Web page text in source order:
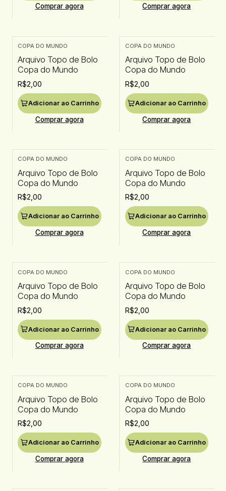
Comprar agora Comprar agora
COPA DO MUNDO
Arquivo Topo de Bolo
Copa do Mundo
R$2,00
Adicionar ao Carrinho
Comprar agora
COPA DO MUNDO
Arquivo Topo de Bolo
Copa do Mundo
R$2,00
Adicionar ao Carrinho
Comprar agora
COPA DO MUNDO
Arquivo Topo de Bolo
Copa do Mundo
R$2,00
Adicionar ao Carrinho
Comprar agora
COPA DO MUNDO
Arquivo Topo de Bolo
Copa do Mundo
R$2,00
Adicionar ao Carrinho
Comprar agora
COPA DO MUNDO
Arquivo Topo de Bolo
Copa do Mundo
R$2,00
Adicionar ao Carrinho
Comprar agora
COPA DO MUNDO
Arquivo Topo de Bolo
Copa do Mundo
R$2,00
Adicionar ao Carrinho
Comprar agora
COPA DO MUNDO
Arquivo Topo de Bolo
Copa do Mundo
R$2,00
Adicionar ao Carrinho
Comprar agora
COPA DO MUNDO
Arquivo Topo de Bolo
Copa do Mundo
R$2,00
Adicionar ao Carrinho
Comprar agora